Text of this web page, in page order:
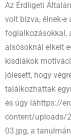
Az Érdligeti
volt bízva, élnek-
foglalkozásokkal,
alsósoknál elkelt
kisdiákok
jólesett, hogy
találkozhattak
és úgy láhttps://
content/uploads/
03.jpg, a